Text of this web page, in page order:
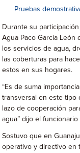
Pruebas
Durante su
Agua Paco García León
los servicios de agua,
las coberturas para
estos en sus hogares.
“Es de suma
transversal en este tipo
lazo de cooperación
agua” dijo el funcionario
Sostuvo que en
operativo y directivo en